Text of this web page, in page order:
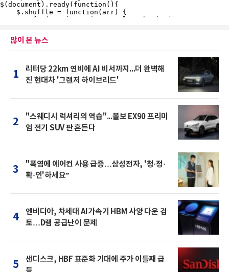
많이 본 뉴스
1
리터당 22km 연비에 AI 비서까지...더 완벽해
진 현대차 '그랜저 하이브리드'
2
"스웨디시 럭셔리의 역습"...볼보 EX90 프리미
엄 전기 SUV 판 흔든다
3
"폭염에 에어컨 사용 급증…삼성전자, '청·정·
확·인'하세요”
4
엔비디아, 차세대 AI가속기 HBM 사양 다운 검
토…D램 공급난이 문제
5
샌디스크, HBF 표준화 기대에 주가 이틀째 급